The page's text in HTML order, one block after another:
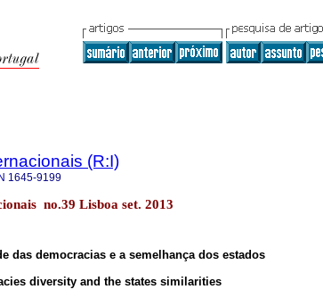
(R:I)
1645-9199
no.39 Lisboa set. 2013
das democracias e a semelhança dos estados
diversity and the states similarities